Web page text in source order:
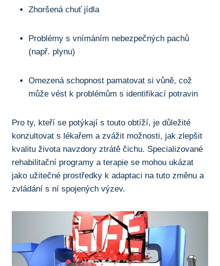
Zhoršená chuť jídla
Problémy​ s vnímáním⁤ nebezpečných‌ pachů
(např. plynu)
Omezená schopnost pamatovat si vůně, což
⁣může vést k ⁣problémům s identifikací potravin
Pro ty, ​kteří se potýkají s touto obtíží, ‍je důležité
⁣konzultovat ‌s lékařem a zvážit možnosti, jak zlepšit ​
kvalitu ​života navzdory ztrátě čichu. Specializované
‍rehabilitační programy a‌ terapie⁣ se mohou ukázat
jako⁢ užitečné prostředky⁣ k ⁢adaptaci na tuto‍ změnu a
⁤zvládání s⁣ ní spojených výzev.